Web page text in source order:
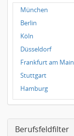
München
Berlin
Köln
Düsseldorf
Frankfurt am Main
Stuttgart
Hamburg
Frankfurt
Magdeburg
Berufsfeldfilter